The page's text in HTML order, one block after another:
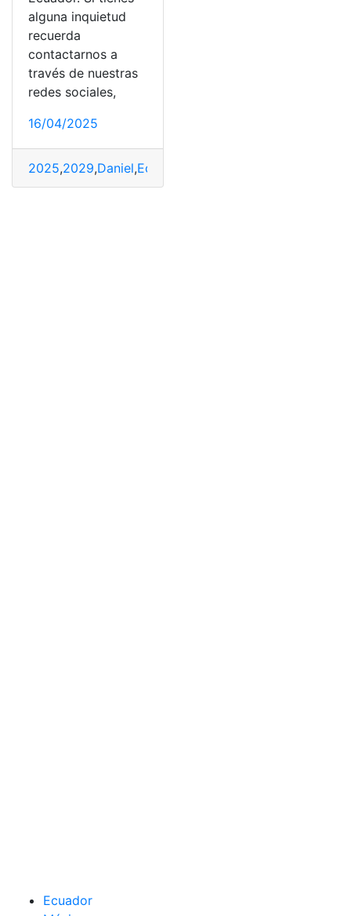
alguna inquietud
recuerda
contactarnos a
través de nuestras
redes sociales,
16/04/2025
2025,2029,Daniel,Ecuador
Ecuador